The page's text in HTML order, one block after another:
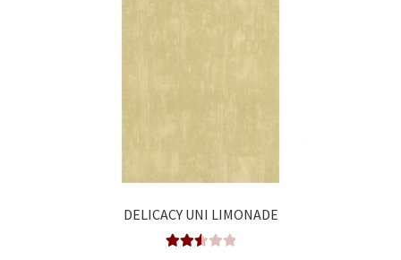
DELICACY UNI LIMONADE